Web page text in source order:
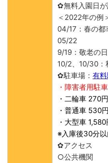
✿無料入園日が
＜2022年の例
04/17：春の都
05/22
9/19：敬老の
10/2、10/30：
✿駐車場： 有
・障害者用駐
・二輪車 270円
・普通車 530円
・大型車 1,580
※入庫後30分以
✿アクセス
○公共機関